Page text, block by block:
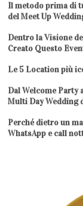
Il metodo prima di
del Meet Up
Dentro la Visione
Creato Questo
Le 5 Location più
Dal Welcome Party
Multi Day Wedding
Perché dietro un
WhatsApp e call